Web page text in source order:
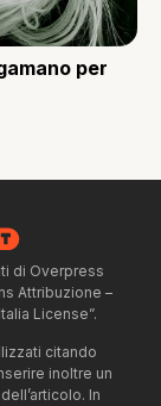
per
di Overpress
Attribuzione –
License”.
citando
inoltre un
In